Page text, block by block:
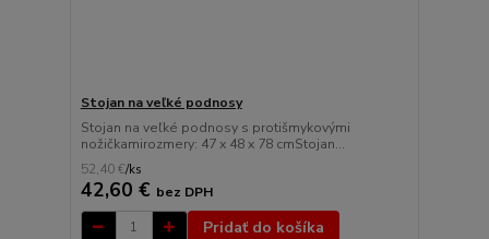
Stojan na veľké podnosy
Stojan na veľké podnosy s protišmykovými
nožičkamirozmery: 47 x 48 x 78 cmStojan...
52,40 €/ks
42,60 € bez DPH
Pridať do košíka